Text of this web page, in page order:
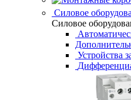
Силовое
Силовое
Устройства